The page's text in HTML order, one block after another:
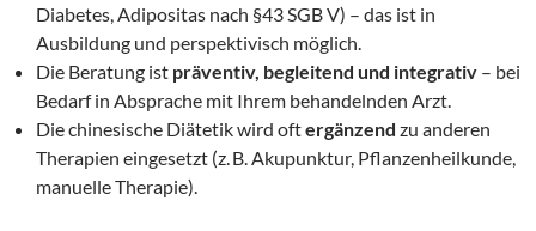
Diabetes, Adipositas nach §43 SGB V) – das ist in
Ausbildung und perspektivisch möglich.
Die Beratung ist präventiv, begleitend und integrativ – bei
Bedarf in Absprache mit Ihrem behandelnden Arzt.
Die chinesische Diätetik wird oftergänzend zu anderen
Therapien eingesetzt (z. B. Akupunktur, Pflanzenheilkunde,
manuelle Therapie).